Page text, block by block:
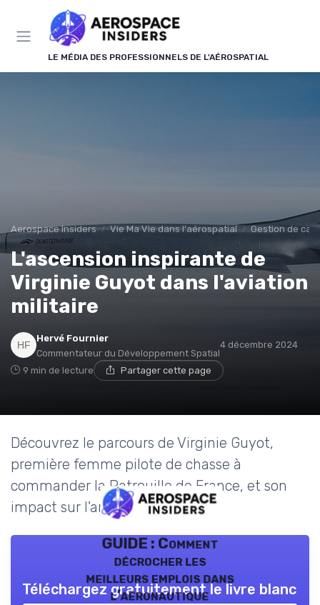
LE MÉDIA DES PROFESSIONNELS DE L'AÉROSPATIAL
Aerospace Insiders Vie Ma Vie dans l'aérospatial Gestion de
L'ascension inspirante de
Virginie Guyot dans l'aviation
militaire
Hervé Fournier
Commentateur du Développement Spatial
4 décembre 2024
9 min de lecture Partager cette page
Découvrez le parcours de Virginie Guyot,
première femme pilote de chasse à
commander la Patrouille de France, et son
impact sur l'armée française.
GUIDE : Comment
décrocher les
meilleurs emplois dans
l’aéronautique
Téléchargez gratuitement le livre blanc
Panneau de gestion des cookies